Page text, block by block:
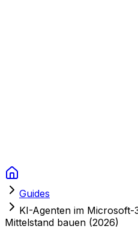
Guides
KI-Agenten im
Mittelstand bauen (2026)